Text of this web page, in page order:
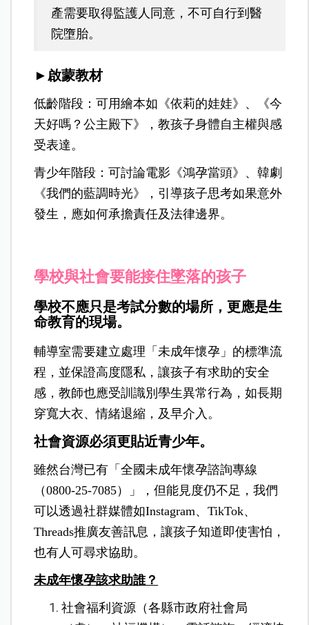
產需要取得監護人同意，不可自行到醫
院墮胎。
►啟蒙教材
低齡階段：可用繪本如《依莉的娃娃》、《今
天好嗎？公主殿下》，教孩子身體自主權與感
受表達。
青少年階段：可討論電影《鴻孕當頭》、韓劇
《我們的藍調時光》，引導孩子思考如果意外
發生，應如何承擔責任及法律邊界。
學校與社會要能接住墜落的孩子
學校不應只是考試分數的場所，更應是生
命教育的現場。
輔導室需要建立處理「未成年懷孕」的標準流
程，並保證高度隱私，讓孩子有求助的安全
感，教師也應受訓識別學生異常行為，如長期
穿寬大衣、情緒退縮，及早介入。
社會資源必須更貼近青少年。
雖然台灣已有「全國未成年懷孕諮詢專線
（0800-25-7085）」，但能見度仍不足，我們
可以透過社群媒體如Instagram、TikTok、
Threads推廣友善訊息，讓孩子知道即使害怕，
也有人可尋求協助。
未成年懷孕該求助誰？
社會福利資源（各縣市政府社會局